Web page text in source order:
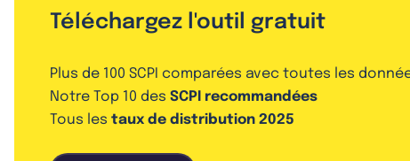
Téléchargez l'outil gratuit
Plus de 100 SCPI comparées avec toutes les
Notre Top 10 des SCPI recommandées
Tous les taux de distribution 2025